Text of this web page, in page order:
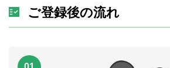
ご登録後の流れ